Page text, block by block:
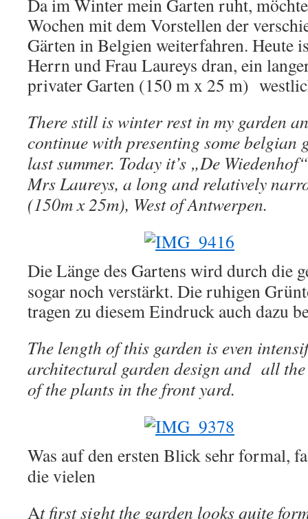
Da im Winter mein Garten ruht,
Wochen mit dem Vorstellen der
Gärten in Belgien weiterfahren. Heute
Herrn und Frau Laureys dran, ein
privater Garten (150 m x 25 m)
There still is winter rest in my garden
continue with presenting some belgian
last summer. Today it’s „De
Mrs Laureys, a long and relatively
(150m x 25m), West of Antwerpen.
Die Länge des Gartens wird durch die
sogar noch verstärkt. Die ruhigen
tragen zu diesem Eindruck auch dazu
The length of this garden is even
architectural garden design and all
of the plants in the front yard.
Was auf den ersten Blick sehr formal,
die vielen
At first sight the garden looks quite